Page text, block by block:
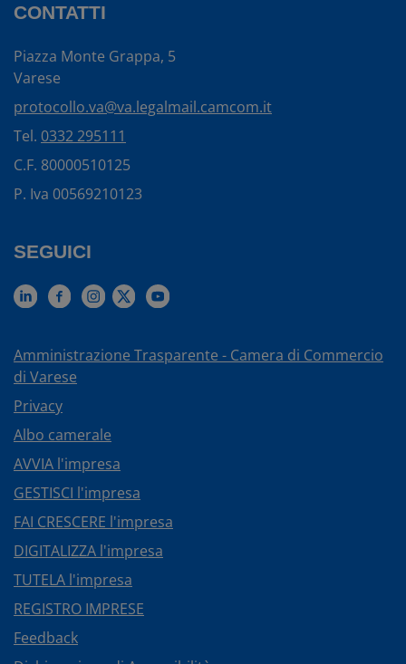
CONTATTI
Piazza Monte Grappa, 5
Varese
protocollo.va@va.legalmail.camcom.it
Tel. 0332 295111
C.F. 80000510125
P. Iva 00569210123
SEGUICI
Amministrazione Trasparente - Camera di Commercio
di Varese
Privacy
Albo camerale
AVVIA l'impresa
GESTISCI l'impresa
FAI CRESCERE l'impresa
DIGITALIZZA l'impresa
TUTELA l'impresa
REGISTRO IMPRESE
Feedback